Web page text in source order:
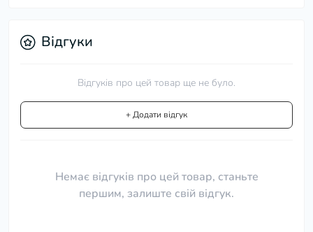
Відгуки
Відгуків про цей товар ще не було.
+ Додати відгук
Немає відгуків про цей товар, станьте
першим, залиште свій відгук.